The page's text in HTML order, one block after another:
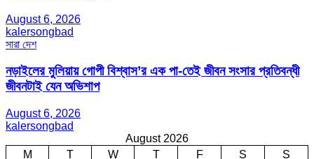
August 6, 2026
kalersongbad
সারা দেশ
নড়াইলের মুলিয়ায় গোপী বিশ্বাস’র এক পা-তেই জীবন সংসার প্রতিবন্ধী
জীবনটাই যেন অভিশাপ
August 6, 2026
kalersongbad
August 2026
M
T W T F S
S